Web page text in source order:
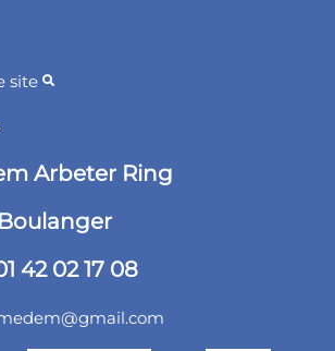
site
Arbeter Ring
42 02 17 08